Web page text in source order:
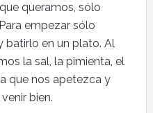
queramos, sólo
empezar sólo
batirlo en un plato. Al
la sal, la pimienta, el
que nos apetezca y
bien.